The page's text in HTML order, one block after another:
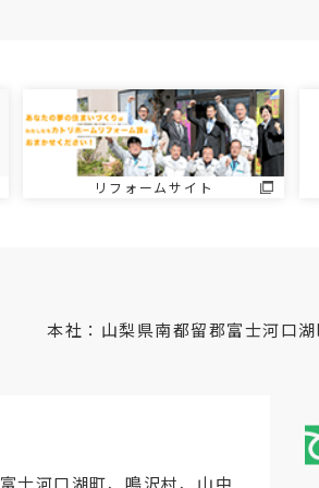
リフォームサイト
本社：山梨県南都留郡富士河口
富士河口湖町、鳴沢村、山中